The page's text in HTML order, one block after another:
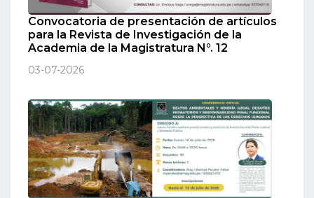
Convocatoria de presentación de artículos
para la Revista de Investigación de la
Academia de la Magistratura N°. 12
03-07-2026